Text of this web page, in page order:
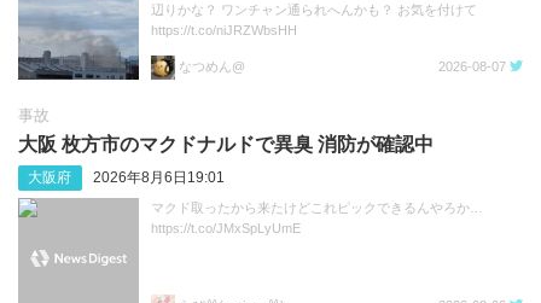
辺りかな？ ワンチャン通られへんかも？ お気を付けて
https://t.co/niJRZWbsHH
なつめん@ 2026-08-07
事故
大阪 枚方市のマクドナルドで異臭 消防が確認中
大阪府 2026年8月6日19:01
マクド取ったから来たけどこれピックできるんやろか…
https://t.co/JMxSpLyUmE